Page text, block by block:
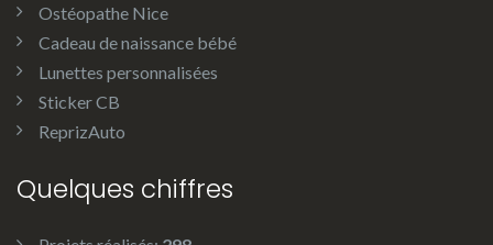
Ostéopathe Nice
Cadeau de naissance bébé
Lunettes personnalisées
Sticker CB
ReprizAuto
Quelques chiffres